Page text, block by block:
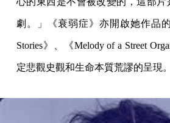
劇。」《衰弱症》亦開啟她作品
Stories》、《Melody of a Street
定悲觀史觀和生命本質荒謬的呈現。